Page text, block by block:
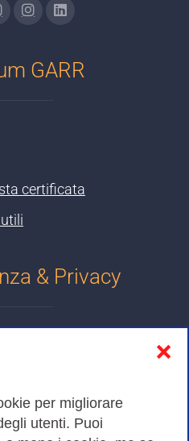
per migliorare
utenti. Puoi
❌
GARR
certificata
& Privacy
trasparente